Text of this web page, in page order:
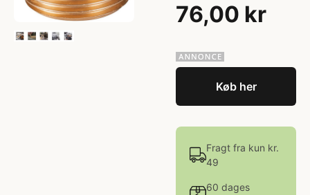
76,00 kr
Køb her
Fragt fra kun kr.
49
60 dages